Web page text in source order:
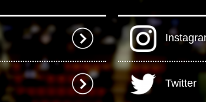
Twitter